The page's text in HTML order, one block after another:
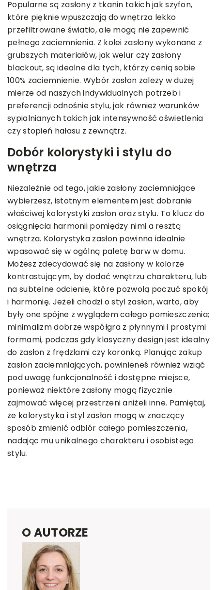
Popularne są zasłony z tkanin takich jak szyfon,
które pięknie wpuszczają do wnętrza lekko
przefiltrowane światło, ale mogą nie zapewnić
pełnego zaciemnienia. Z kolei zasłony wykonane z
grubszych materiałów, jak welur czy zasłony
blackout, są idealne dla tych, którzy cenią sobie
100% zaciemnienie. Wybór zasłon zależy w dużej
mierze od naszych indywidualnych potrzeb i
preferencji odnośnie stylu, jak również warunków
sypialnianych takich jak intensywność oświetlenia
czy stopień hałasu z zewnątrz.
Dobór kolorystyki i stylu do
wnętrza
Niezależnie od tego, jakie zasłony zaciemniające
wybierzesz, istotnym elementem jest dobranie
właściwej kolorystyki zasłon oraz stylu. To klucz do
osiągnięcia harmonii pomiędzy nimi a resztą
wnętrza. Kolorystyka zasłon powinna idealnie
wpasować się w ogólną paletę barw w domu.
Możesz zdecydować się na zasłony w kolorze
kontrastującym, by dodać wnętrzu charakteru, lub
na subtelne odcienie, które pozwolą poczuć spokój
i harmonię. Jeżeli chodzi o styl zasłon, warto, aby
były one spójne z wyglądem całego pomieszczenia;
minimalizm dobrze współgra z płynnymi i prostymi
formami, podczas gdy klasyczny design jest idealny
do zasłon z frędzlami czy koronką. Planując zakup
zasłon zaciemniających, powinieneś również wziąć
pod uwagę funkcjonalność i dostępne miejsce,
ponieważ niektóre zasłony mogą fizycznie
zajmować więcej przestrzeni aniżeli inne. Pamiętaj,
że kolorystyka i styl zasłon mogą w znaczący
sposób zmienić odbiór całego pomieszczenia,
nadając mu unikalnego charakteru i osobistego
stylu.
O AUTORZE